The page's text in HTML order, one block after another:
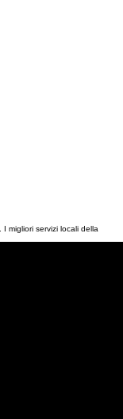
. I migliori servizi locali della